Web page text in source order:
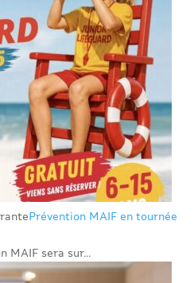
Prévention MAIF en tournée
MAIF sera sur...